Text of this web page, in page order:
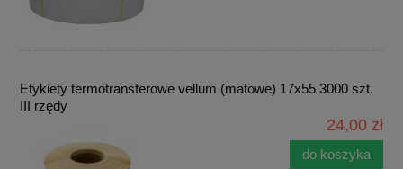
Etykiety termotransferowe vellum (matowe) 17x55 3000 szt.
III rzędy
24,00 zł
do koszyka